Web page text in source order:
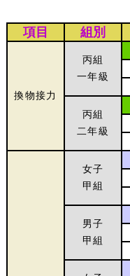
項目 組別
換物接力
丙組
一年級
丙組
二年級
女子
甲組
男子
甲組